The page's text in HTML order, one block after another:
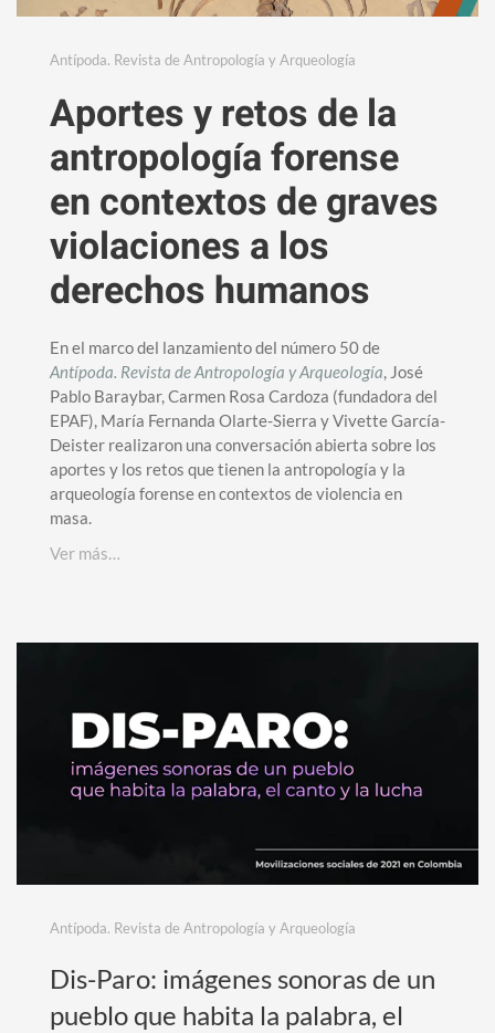
Antípoda. Revista de Antropología y Arqueología
Aportes y retos de la
antropología forense
en contextos de graves
violaciones a los
derechos humanos
En el marco del lanzamiento del número 50 de
Antípoda. Revista de Antropología y Arqueología, José
Pablo Baraybar, Carmen Rosa Cardoza (fundadora del
EPAF), María Fernanda Olarte-Sierra y Vivette García-
Deister realizaron una conversación abierta sobre los
aportes y los retos que tienen la antropología y la
arqueología forense en contextos de violencia en
masa.
Ver más…
Antípoda. Revista de Antropología y Arqueología
Dis-Paro: imágenes sonoras de un
pueblo que habita la palabra, el